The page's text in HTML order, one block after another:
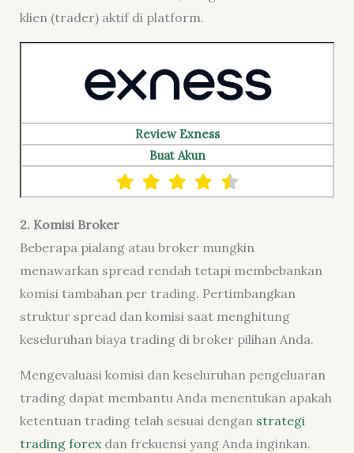
klien (trader) aktif di platform.
Review Exness
Buat Akun
2. Komisi Broker
Beberapa pialang atau broker mungkin
menawarkan spread rendah tetapi membebankan
komisi tambahan per trading. Pertimbangkan
struktur spread dan komisi saat menghitung
keseluruhan biaya trading di broker pilihan Anda.
Mengevaluasi komisi dan keseluruhan pengeluaran
trading dapat membantu Anda menentukan apakah
ketentuan trading telah sesuai dengan strategi
trading forexdan frekuensi yang Anda inginkan.